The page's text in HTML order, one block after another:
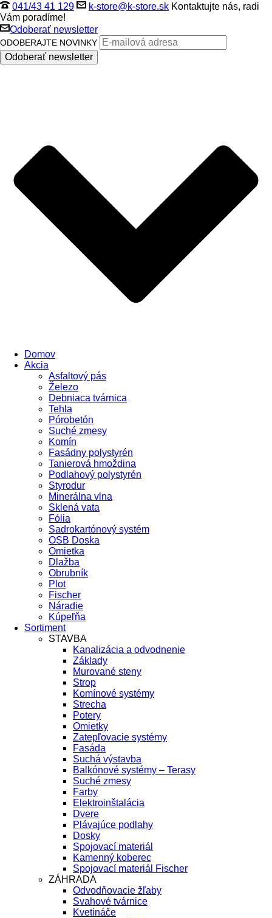
041/43 41 129 k-store@k-store.sk Kontaktujte nás, radi
Vám poradíme!
Odoberať newsletter
ODOBERAJTE NOVINKY
Domov
Akcia
Asfaltový pás
Železo
Debniaca tvárnica
Tehla
Pórobetón
Suché zmesy
Komín
Fasádny polystyrén
Tanierová hmoždina
Podlahový polystyrén
Styrodur
Minerálna vlna
Sklená vata
Fólia
Sadrokartónový systém
OSB Doska
Omietka
Dlažba
Obrubník
Plot
Fischer
Náradie
Kúpeľňa
Sortiment
STAVBA
Kanalizácia a odvodnenie
Základy
Murované steny
Strop
Komínové systémy
Strecha
Potery
Omietky
Zatepľovacie systémy
Fasáda
Suchá výstavba
Balkónové systémy – Terasy
Suché zmesy
Farby
Elektroinštalácia
Dvere
Plávajúce podlahy
Dosky
Spojovací materiál
Kamenný koberec
Spojovací materiál Fischer
ZÁHRADA
Odvodňovacie žľaby
Svahové tvárnice
Kvetináče